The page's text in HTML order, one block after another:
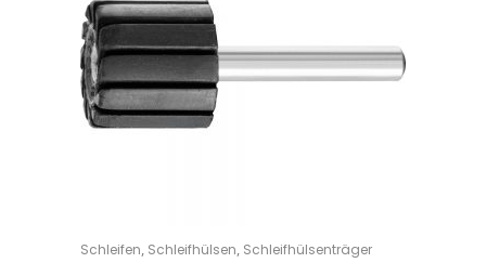
OPTIONS
Schleifen, Schleifhülsen, Schleifhülsenträger